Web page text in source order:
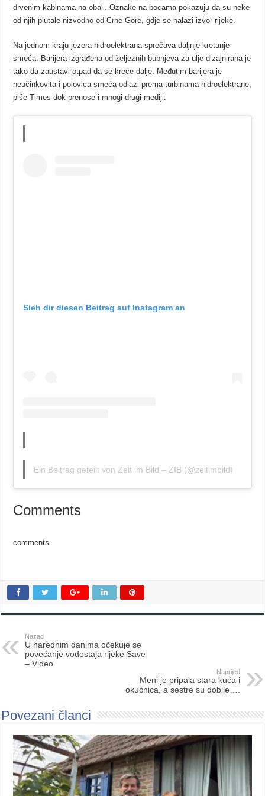
drvenim kabinama na obali. Oznake na bocama pokazuju da su neke
od njih plutale nizvodno od Crne Gore, gdje se nalazi izvor rijeke.
Na jednom kraju jezera hidroelektrana sprečava daljnje kretanje
smeća. Barijera izgrađena od željeznih bubnjeva za ulje dizajnirana je
tako da zaustavi otpad da se kreće dalje. Međutim barijera je
neučinkovita i polovica smeća odlazi prema turbinama hidroelektrane,
piše Times dok prenose i mnogi drugi mediji.
Sieh dir diesen Beitrag auf Instagram an
Ein Beitrag geteilt von Zeit im Bild – ZIB (@zeitimbild)
Comments
comments
Nazad
U narednim danima očekuje se
povećanje vodostaja rijeke Save
– Video
Naprijed
Meni je pripala stara kuća i
okućnica, a sestre su dobile….
Povezani članci